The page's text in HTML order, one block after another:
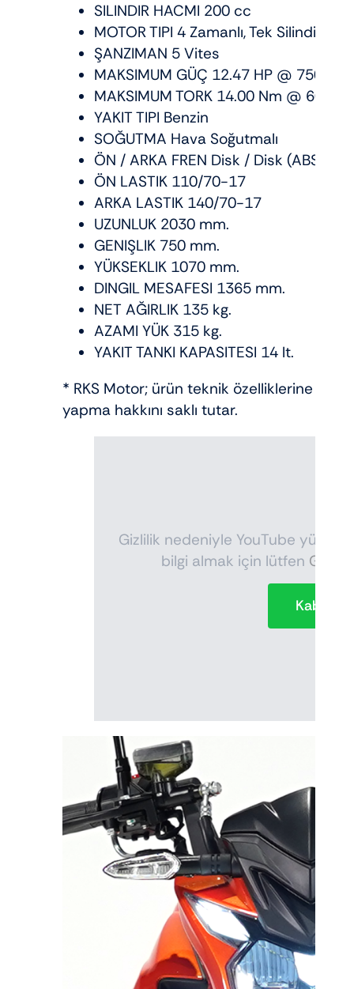
SILINDIR HACMI 200 cc
MOTOR TIPI 4 Zamanlı, Tek Silindir
ŞANZIMAN 5 Vites
MAKSIMUM GÜÇ 12.47 HP @ 7500
MAKSIMUM TORK 14.00 Nm @ 6000
YAKIT TIPI Benzin
SOĞUTMA Hava Soğutmalı
ÖN / ARKA FREN Disk / Disk (ABS)
ÖN LASTIK 110/70-17
ARKA LASTIK 140/70-17
UZUNLUK 2030 mm.
GENIŞLIK 750 mm.
YÜKSEKLIK 1070 mm.
DINGIL MESAFESI 1365 mm.
NET AĞIRLIK 135 kg.
AZAMI YÜK 315 kg.
YAKIT TANKI KAPASITESI 14 lt.
* RKS Motor; ürün teknik özelliklerine ve
yapma hakkını saklı tutar.
Gizlilik nedeniyle YouTube
bilgi almak için lütfen
Kabul